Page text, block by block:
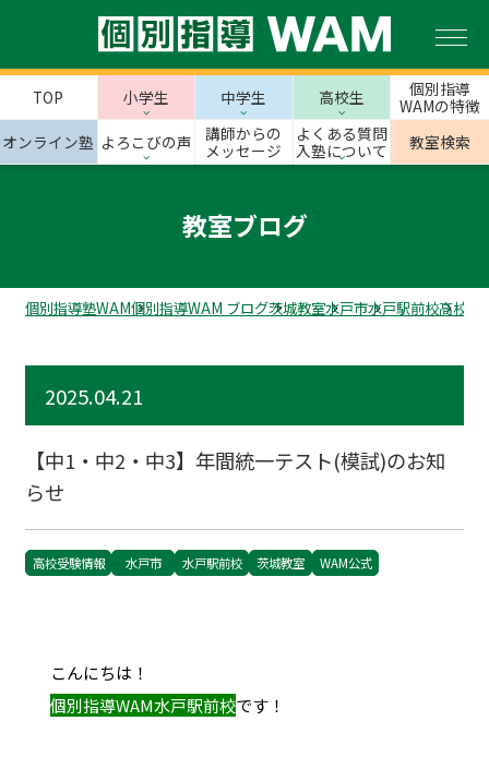
TOP 小学生 中学生 高校生
個別指導
WAMの特徴
オンライン塾 よろこびの声
講師からの
メッセージ
よくある質問
入塾について
教室検索
教室ブログ
個別指導塾WAM個別指導WAM ブログ茨城教室水戸市水戸駅前校高校受
2025.04.21
【中1・中2・中3】年間統一テスト(模試)のお知
らせ
高校受験情報 水戸市 水戸駅前校 茨城教室 WAM公式
こんにちは！
個別指導WAM水戸駅前校です！